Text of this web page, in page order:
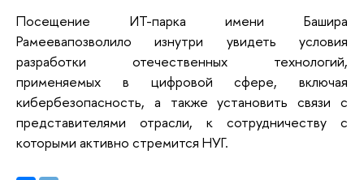
Посещение ИТ-парка имени
Башира
Рамеевапозволило изнутри увидеть условия
разработки отечественных технологий,
применяемых в цифровой сфере, включая
кибербезопасность, а также установить связи с
представителями отрасли, к сотрудничеству с
которыми активно стремится НУГ.